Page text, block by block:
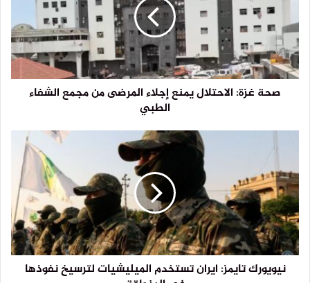
صحة غزة: الاحتلال يمنع إجلاء المرضى من مجمع الشفاء
الطبي
نيويورك تايمز: ايران تستخدم الميليشيات لترسيخ نفوذها